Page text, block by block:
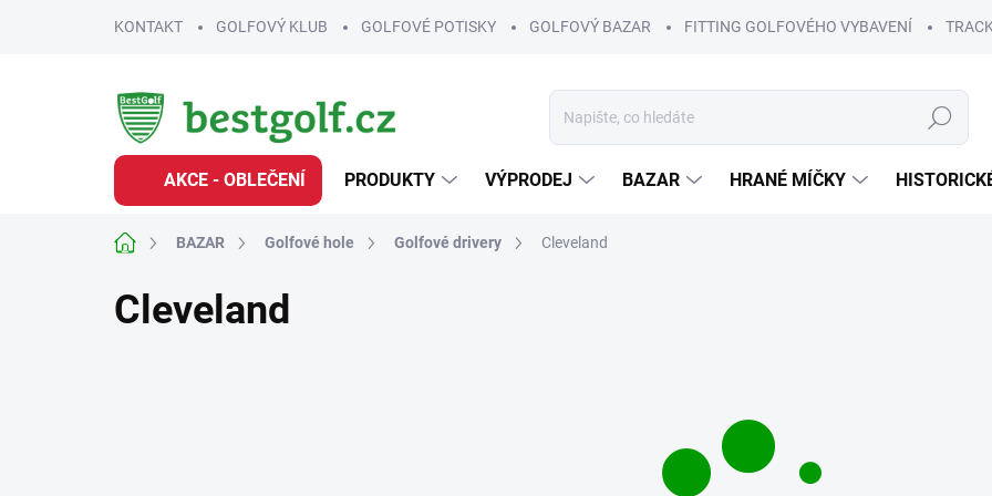
KONTAKT GOLFOVÝ KLUB GOLFOVÉ POTISKY GOLFOVÝ BAZAR FITTING GOLFOVÉHO VYBAVENÍ
Hledat
AKCE - OBLEČENÍ PRODUKTY VÝPRODEJ BAZAR HRANÉ MÍČKY
Domů BAZAR Golfové hole Golfové drivery Cleveland
Cleveland